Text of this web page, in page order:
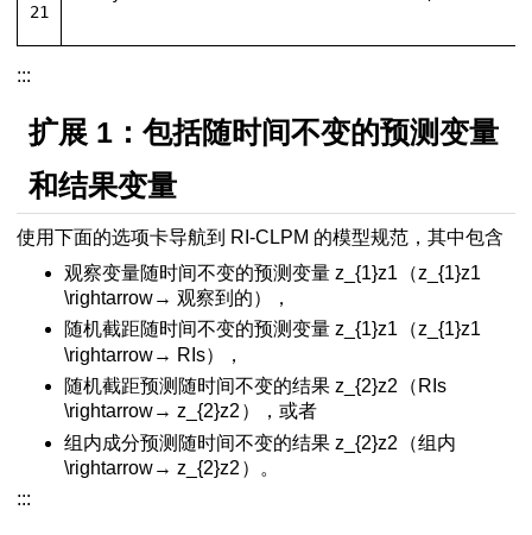
21
:::
扩展 1：包括随时间不变的预测变量
和结果变量
使用下面的选项卡导航到 RI-CLPM 的模型规范，其中包含
观察变量随时间不变的预测变量 z_{1}z1 （z_{1}z1
\rightarrow→ 观察到的），
随机截距随时间不变的预测变量 z_{1}z1 （z_{1}z1
\rightarrow→ RIs），
随机截距预测随时间不变的结果 z_{2}z2
（RIs
\rightarrow→ z_{2}z2 ），或者
组内成分预测随时间不变的结果 z_{2}z2
（组内
\rightarrow→ z_{2}z2 ）。
:::